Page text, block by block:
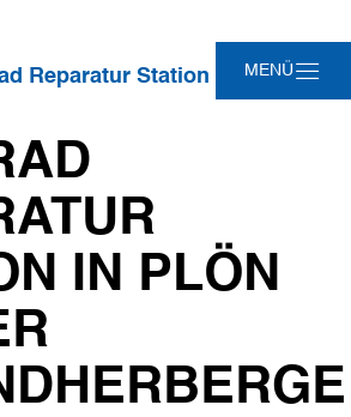
Hauptinhalt
Suche
Navigation
Footer
MENÜ
IN PLÖN